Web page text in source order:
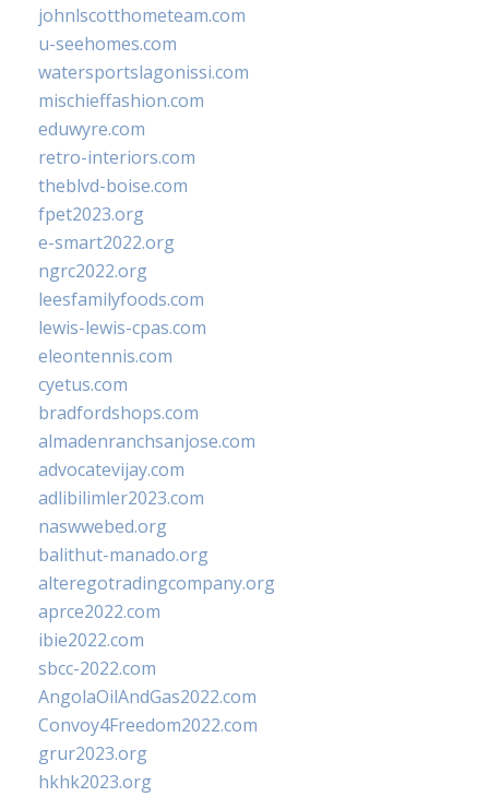
johnlscotthometeam.com
u-seehomes.com
watersportslagonissi.com
mischieffashion.com
eduwyre.com
retro-interiors.com
theblvd-boise.com
fpet2023.org
e-smart2022.org
ngrc2022.org
leesfamilyfoods.com
lewis-lewis-cpas.com
eleontennis.com
cyetus.com
bradfordshops.com
almadenranchsanjose.com
advocatevijay.com
adlibilimler2023.com
naswwebed.org
balithut-manado.org
alteregotradingcompany.org
aprce2022.com
ibie2022.com
sbcc-2022.com
AngolaOilAndGas2022.com
Convoy4Freedom2022.com
grur2023.org
hkhk2023.org